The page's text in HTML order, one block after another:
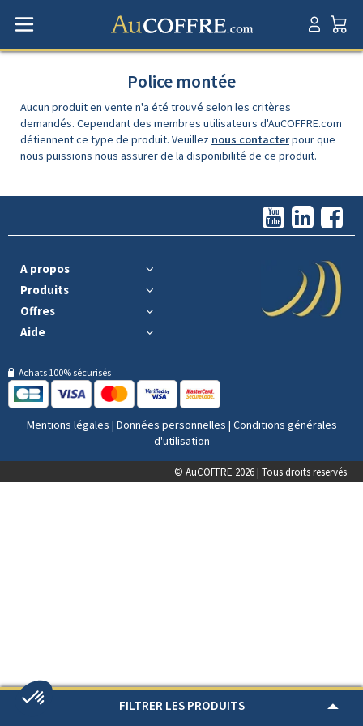
FILTRER LES PRODUITS
Police montée
Aucun produit en vente n'a été trouvé selon les critères
demandés. Cependant des membres utilisateurs d'AuCOFFRE.com
détiennent ce type de produit. Veuillez nous contacterpour que
nous puissions nous assurer de la disponibilité de ce produit.
A propos
Produits
Offres
Aide
Achats 100% sécurisés
Mentions légales | Données personnelles | Conditions générales
d'utilisation
© AuCOFFRE 2026 | Tous droits reservés